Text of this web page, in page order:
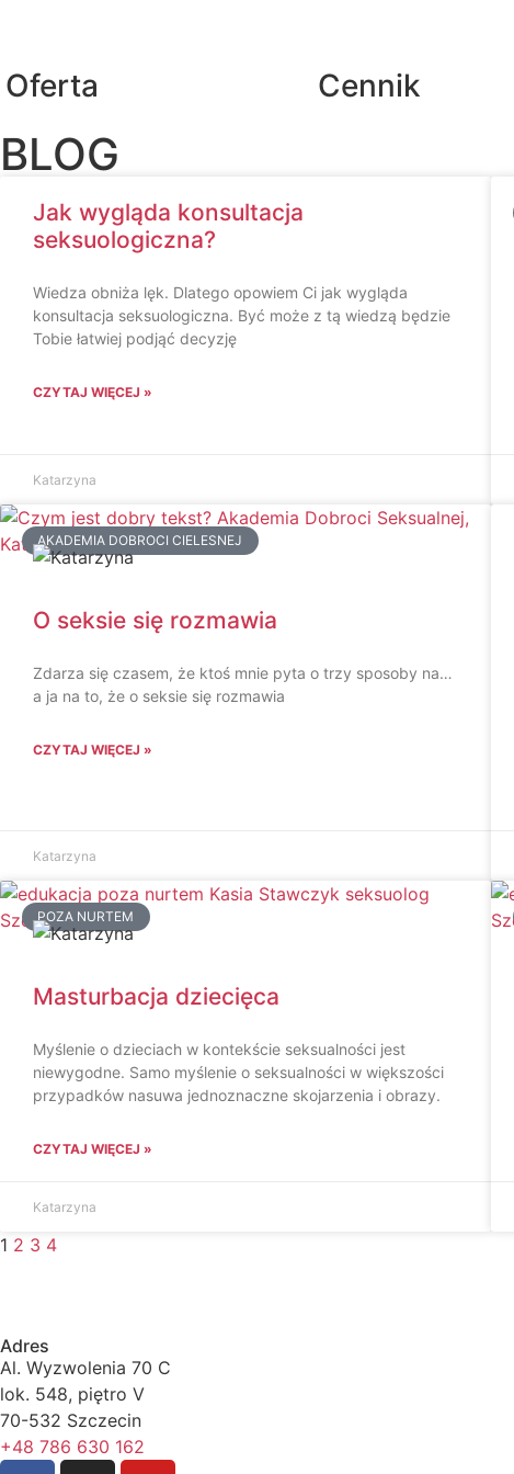
Oferta Cennik
BLOG
Jak wygląda konsultacja
seksuologiczna?
Wiedza obniża lęk. Dlatego opowiem Ci jak wygląda
konsultacja seksuologiczna. Być może z tą wiedzą będzie
Tobie łatwiej podjąć decyzję
CZYTAJ WIĘCEJ »
Katarzyna
AKADEMIA DOBROCI CIELESNEJ
O seksie się rozmawia
Zdarza się czasem, że ktoś mnie pyta o trzy sposoby na…
a ja na to, że o seksie się rozmawia
CZYTAJ WIĘCEJ »
Katarzyna
POZA NURTEM
Masturbacja dziecięca
Myślenie o dzieciach w kontekście seksualności jest
niewygodne. Samo myślenie o seksualności w większości
przypadków nasuwa jednoznaczne skojarzenia i obrazy.
CZYTAJ WIĘCEJ »
Katarzyna
1 2 3 4
Adres
Al. Wyzwolenia 70 C
lok. 548, piętro V
70-532 Szczecin
+48 786 630 162